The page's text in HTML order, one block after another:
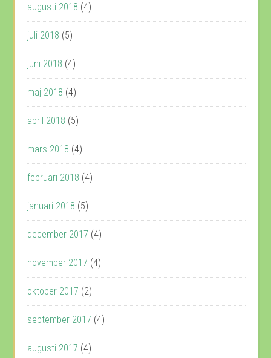
augusti 2018 (4)
juli 2018 (5)
juni 2018 (4)
maj 2018 (4)
april 2018 (5)
mars 2018 (4)
februari 2018 (4)
januari 2018 (5)
december 2017 (4)
november 2017 (4)
oktober 2017 (2)
september 2017 (4)
augusti 2017 (4)